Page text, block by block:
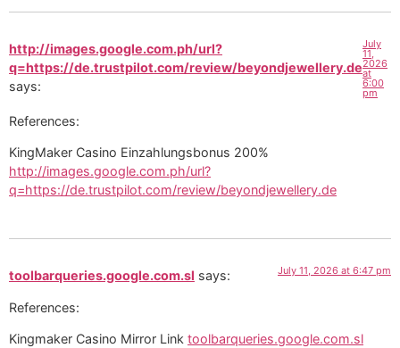
http://images.google.com.ph/url?
q=https://de.trustpilot.com/review/beyondjewellery.de
says:
July
11,
2026
at
6:00
pm
References:
KingMaker Casino Einzahlungsbonus 200%
http://images.google.com.ph/url?
q=https://de.trustpilot.com/review/beyondjewellery.de
toolbarqueries.google.com.sl says: July 11, 2026 at 6:47 pm
References:
Kingmaker Casino Mirror Link toolbarqueries.google.com.sl